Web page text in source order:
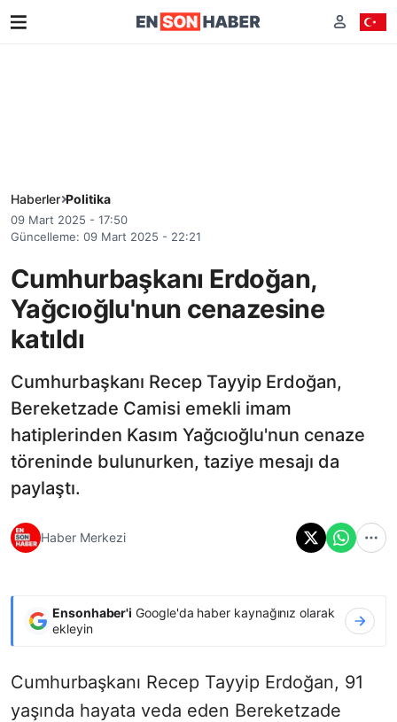
Haberler Politika
09 Mart 2025 - 17:50
Güncelleme: 09 Mart 2025 - 22:21
Cumhurbaşkanı Erdoğan,
Yağcıoğlu'nun cenazesine
katıldı
Cumhurbaşkanı Recep Tayyip Erdoğan,
Bereketzade Camisi emekli imam
hatiplerinden Kasım Yağcıoğlu'nun cenaze
töreninde bulunurken, taziye mesajı da
paylaştı.
Haber Merkezi
Ensonhaber'i Google'da haber kaynağınız olarak
ekleyin
Cumhurbaşkanı Recep Tayyip Erdoğan, 91
yaşında hayata veda eden Bereketzade